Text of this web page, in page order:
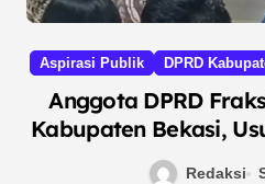
Aspirasi Publik DPRD
Anggota DPRD
Kabupaten Bekasi,
Aspirasi
Redaksi